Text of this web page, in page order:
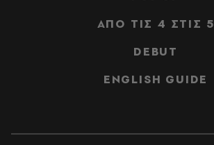
ΑΠΟ ΤΙΣ 4 ΣΤΙΣ 5
DEBUT
ENGLISH GUIDE